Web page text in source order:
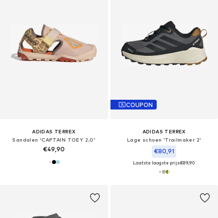
ADIDAS TERREX
Sandalen 'CAPTAIN TOEY 2.0'
€49,90
COUPON
ADIDAS TERREX
Lage schoen 'Trailmaker 2'
€80,91
Laatste laagste prijs:€89,90